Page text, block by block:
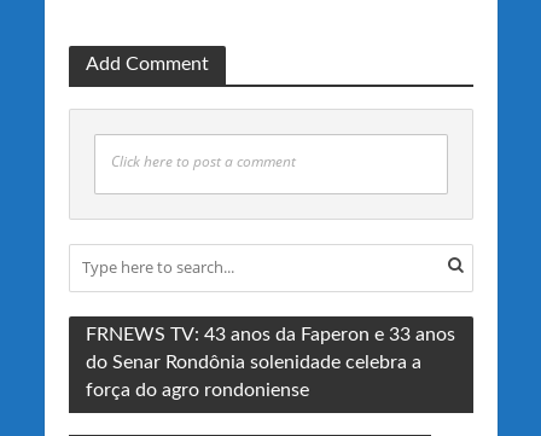
Add Comment
Click here to post a comment
FRNEWS TV: 43 anos da Faperon e 33 anos
do Senar Rondônia solenidade celebra a
força do agro rondoniense